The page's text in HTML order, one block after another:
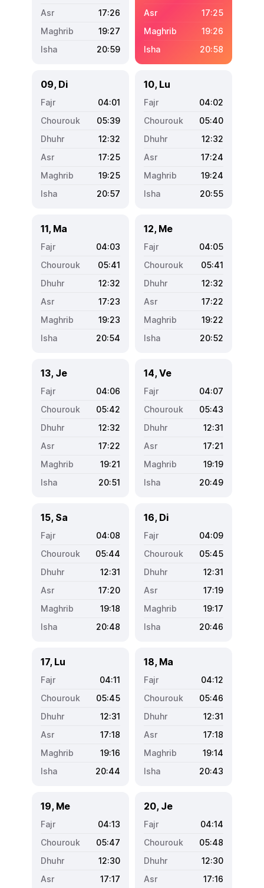
17:26
19:27
20:59
17:25
19:26
20:58
09, Di
04:01
05:39
12:32
17:25
19:25
20:57
10, Lu
04:02
05:40
12:32
17:24
19:24
20:55
11, Ma
04:03
05:41
12:32
17:23
19:23
20:54
12, Me
04:05
05:41
12:32
17:22
19:22
20:52
13, Je
04:06
05:42
12:32
17:22
19:21
20:51
14, Ve
04:07
05:43
12:31
17:21
19:19
20:49
15, Sa
04:08
05:44
12:31
17:20
19:18
20:48
16, Di
04:09
05:45
12:31
17:19
19:17
20:46
17, Lu
04:11
05:45
12:31
17:18
19:16
20:44
18, Ma
04:12
05:46
12:31
17:18
19:14
20:43
19, Me
04:13
05:47
12:30
17:17
20, Je
04:14
05:48
12:30
17:16